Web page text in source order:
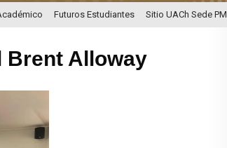
Futuros Estudiantes Sitio UACh Sede PM
Brent Alloway